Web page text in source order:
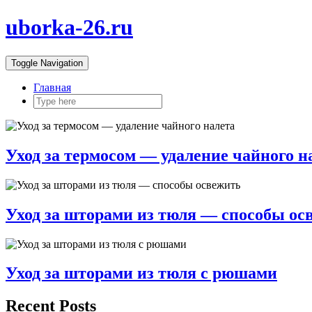
uborka-26.ru
Toggle Navigation
Главная
Уход за термосом — удаление чайного
Уход за шторами из тюля — способы
Уход за шторами из тюля с рюшами
Recent Posts